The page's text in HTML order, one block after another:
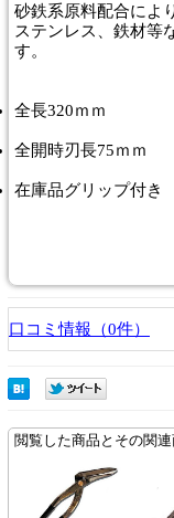
砂鉄系原料配合によ
ステンレス、鉄材等
す。
全長320ｍｍ
全開時刃長75ｍｍ
在庫品グリップ付き
口コミ情報（0件）